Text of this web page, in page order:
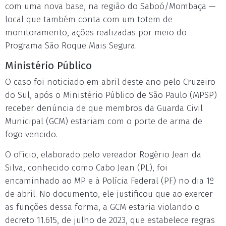
com uma nova base, na região do Saboó/Mombaça —
local que também conta com um totem de
monitoramento, ações realizadas por meio do
Programa São Roque Mais Segura.
Ministério Público
O caso foi noticiado em abril deste ano pelo Cruzeiro
do Sul, após o Ministério Público de São Paulo (MPSP)
receber denúncia de que membros da Guarda Civil
Municipal (GCM) estariam com o porte de arma de
fogo vencido.
O ofício, elaborado pelo vereador Rogério Jean da
Silva, conhecido como Cabo Jean (PL), foi
encaminhado ao MP e à Polícia Federal (PF) no dia 1º
de abril. No documento, ele justificou que ao exercer
as funções dessa forma, a GCM estaria violando o
decreto 11.615, de julho de 2023, que estabelece regras